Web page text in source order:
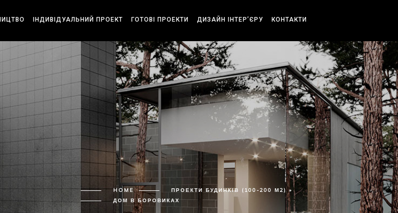
ІНДИВІДУАЛЬНИЙ ПРОЕКТ ГОТОВІ ПРОЕКТИ ДИЗАЙН ІНТЕР’ЄРУ КОНТАКТИ
HOME
ПРОЕКТИ БУДИНКІВ (100-200 М2) »
ДОМ В БОРОВИКАХ